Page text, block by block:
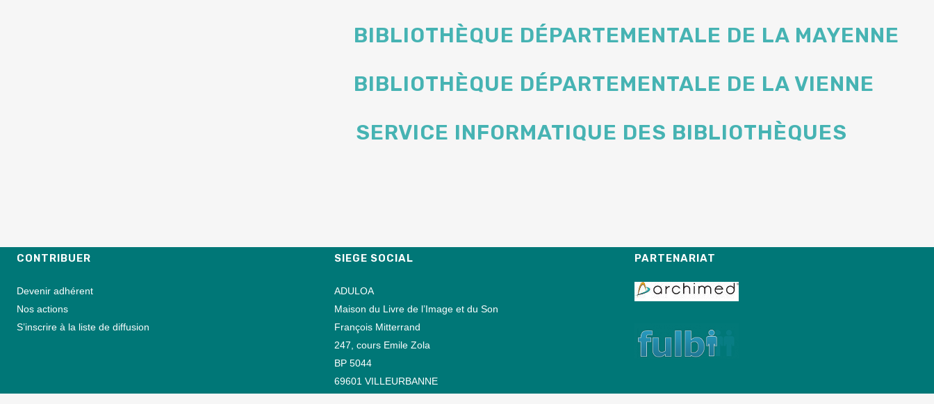
BIBLIOTHÈQUE DÉPARTEMENTALE DE LA MAYENNE
BIBLIOTHÈQUE DÉPARTEMENTALE DE LA VIENNE
SERVICE INFORMATIQUE DES BIBLIOTHÈQUES
CONTRIBUER
Devenir adhérent
Nos actions
S’inscrire à la liste de diffusion
SIEGE SOCIAL
ADULOA
Maison du Livre de l’Image et du Son
François Mitterrand
247, cours Emile Zola
BP 5044
69601 VILLEURBANNE
PARTENARIAT